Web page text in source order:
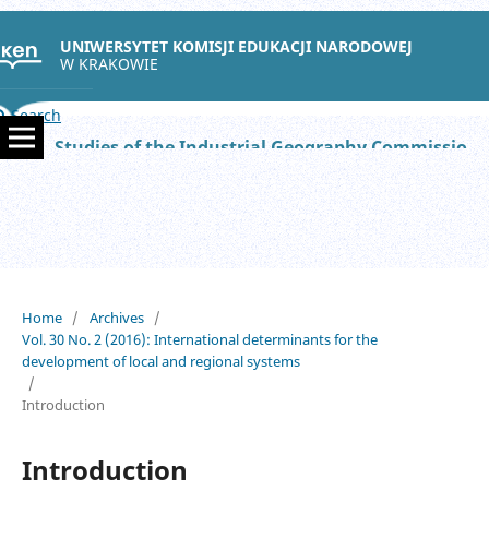
UNIWERSYTET KOMISJI EDUKACJI NARODOWEJ
W KRAKOWIE
Search
Studies of the Industrial Geography Commission of the Polish Geographical Society
Home / Archives /
Vol. 30 No. 2 (2016): International determinants for the
development of local and regional systems
/
Introduction
Introduction